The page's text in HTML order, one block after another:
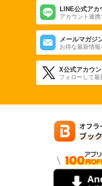
LINE公式アカ
アカウント連
メールマガジ
お得な最新情報
X公式アカウ
フォローして最